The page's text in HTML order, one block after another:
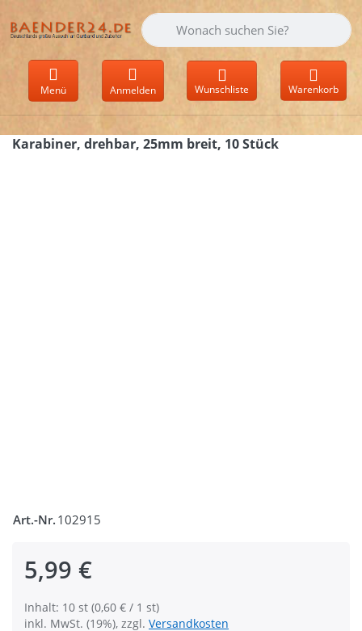
Geben Sie einen Suchbegriff ein.
Menü Anmelden Wunschliste Warenkorb
Karabiner, drehbar, 25mm breit, 10 Stück
Art.-Nr. 102915
5,99 €
Inhalt: 10 st (0,60 € / 1 st)
inkl. MwSt. (19%), zzgl. Versandkosten